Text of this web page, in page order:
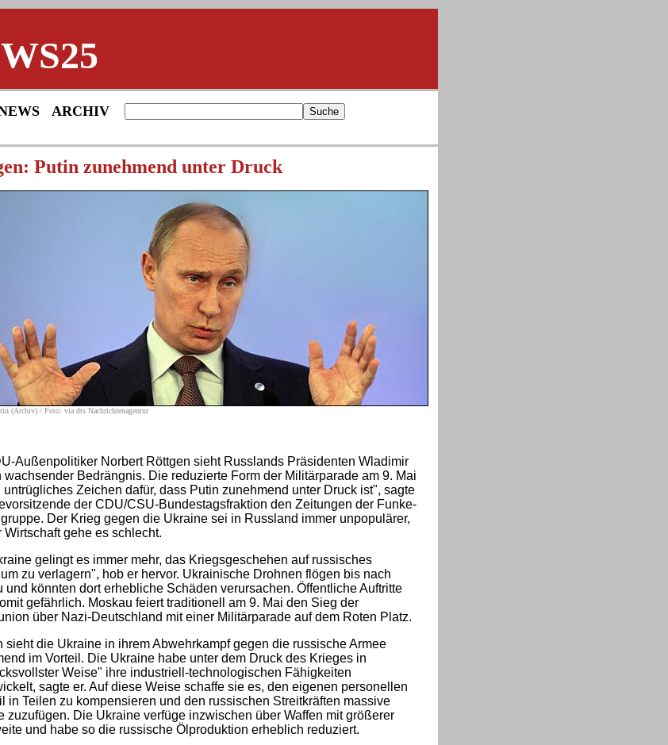
ARCHIV
Putin zunehmend unter Druck
(Archiv) / Foto: via dts Nachrichtenagentur
Außenpolitiker Norbert Röttgen sieht Russlands Präsidenten Wladimir
wachsender Bedrängnis. Die reduzierte Form der Militärparade am 9. Mai
untrügliches Zeichen dafür, dass Putin zunehmend unter Druck ist", sagte
der CDU/CSU-Bundestagsfraktion den Zeitungen der Funke-
Der Krieg gegen die Ukraine sei in Russland immer unpopulärer,
Wirtschaft gehe es schlecht.
gelingt es immer mehr, das Kriegsgeschehen auf russisches
zu verlagern", hob er hervor. Ukrainische Drohnen flögen bis nach
und könnten dort erhebliche Schäden verursachen. Öffentliche Auftritte
gefährlich. Moskau feiert traditionell am 9. Mai den Sieg der
über Nazi-Deutschland mit einer Militärparade auf dem Roten Platz.
sieht die Ukraine in ihrem Abwehrkampf gegen die russische Armee
im Vorteil. Die Ukraine habe unter dem Druck des Krieges in
Weise" ihre industriell-technologischen Fähigkeiten
sagte er. Auf diese Weise schaffe sie es, den eigenen personellen
in Teilen zu kompensieren und den russischen Streitkräften massive
zuzufügen. Die Ukraine verfüge inzwischen über Waffen mit größerer
und habe so die russische Ölproduktion erheblich reduziert.